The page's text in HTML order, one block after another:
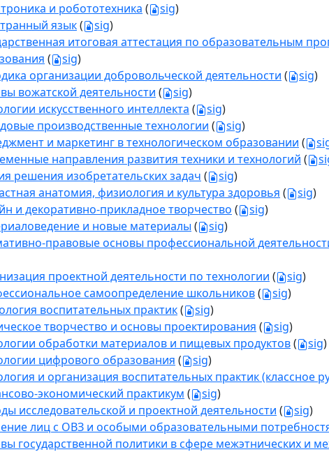
и робототехника ( sig)
язык( sig)
итоговая аттестация по образовательным
( sig)
организации добровольческой деятельности ( sig)
вожатской деятельности ( sig)
искусственного интеллекта ( sig)
производственные технологии ( sig)
и маркетинг в технологическом образовании (
направления развития техники и технологий (
решения изобретательских задач ( sig)
анатомия, физиология и культура здоровья ( sig)
и декоративно-прикладное творчество ( sig)
и новые материалы ( sig)
правовые основы профессиональной
проектной деятельности по технологии ( sig)
самоопределение школьников( sig)
воспитательных практик( sig)
творчество и основы проектирования ( sig)
обработки материалов и пищевых продуктов( sig)
цифрового образования ( sig)
и организация воспитательных практик (классное
экономический практикум ( sig)
исследовательской и проектной деятельности ( sig)
лиц с ОВЗ и особыми образовательными
государственной политики в сфере межэтнических и